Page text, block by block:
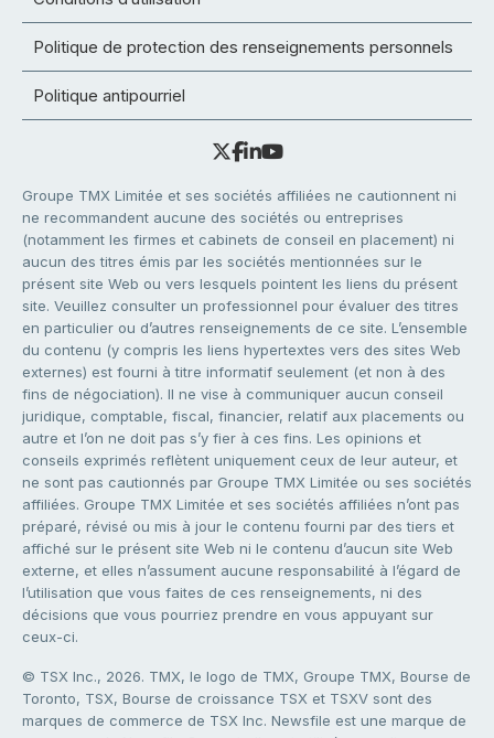
Politique de protection des renseignements personnels
Politique antipourriel
Groupe TMX Limitée et ses sociétés affiliées ne cautionnent ni
ne recommandent aucune des sociétés ou entreprises
(notamment les firmes et cabinets de conseil en placement) ni
aucun des titres émis par les sociétés mentionnées sur le
présent site Web ou vers lesquels pointent les liens du présent
site. Veuillez consulter un professionnel pour évaluer des titres
en particulier ou d’autres renseignements de ce site. L’ensemble
du contenu (y compris les liens hypertextes vers des sites Web
externes) est fourni à titre informatif seulement (et non à des
fins de négociation). Il ne vise à communiquer aucun conseil
juridique, comptable, fiscal, financier, relatif aux placements ou
autre et l’on ne doit pas s’y fier à ces fins. Les opinions et
conseils exprimés reflètent uniquement ceux de leur auteur, et
ne sont pas cautionnés par Groupe TMX Limitée ou ses sociétés
affiliées. Groupe TMX Limitée et ses sociétés affiliées n’ont pas
préparé, révisé ou mis à jour le contenu fourni par des tiers et
affiché sur le présent site Web ni le contenu d’aucun site Web
externe, et elles n’assument aucune responsabilité à l’égard de
l’utilisation que vous faites de ces renseignements, ni des
décisions que vous pourriez prendre en vous appuyant sur
ceux-ci.
© TSX Inc., 2026. TMX, le logo de TMX, Groupe TMX, Bourse de
Toronto, TSX, Bourse de croissance TSX et TSXV sont des
marques de commerce de TSX Inc. Newsfile est une marque de